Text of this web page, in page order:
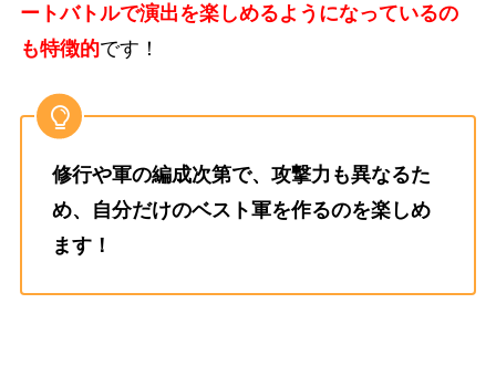
ートバトルで演出を楽しめるようになっているの
も特徴的です！
修行や軍の編成次第で、攻撃力も異なるた
め、自分だけのベスト軍を作るのを楽しめ
ます！